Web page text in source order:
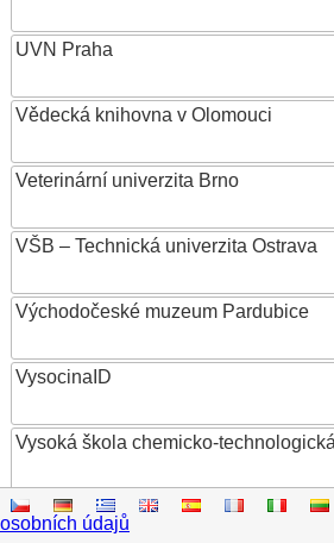
UVN Praha
Vědecká knihovna v Olomouci
Veterinární univerzita Brno
VŠB – Technická univerzita Ostrava
Východočeské muzeum Pardubice
VysocinaID
Vysoká škola chemicko-
Vysoká škola ekonomická v Praze
osobních údajů